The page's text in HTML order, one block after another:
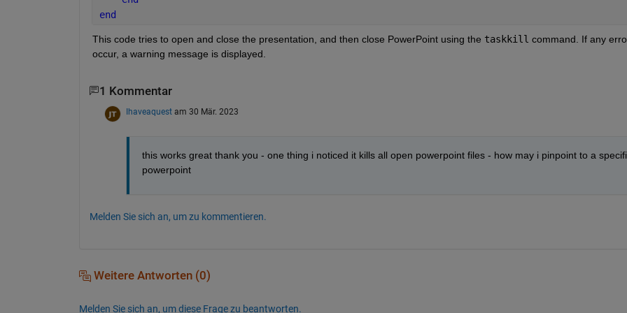
end
This code tries to open and close the presentation, and then close PowerPoint using the taskkill command. If any
occur, a warning message is displayed.
1 Kommentar
Ihaveaquest am 30 Mär. 2023
this works great thank you - one thing i noticed it kills all open powerpoint files - how may i pinpoint to a
powerpoint
Melden Sie sich an, um zu kommentieren.
Weitere Antworten (0)
Melden Sie sich an, um diese Frage zu beantworten.